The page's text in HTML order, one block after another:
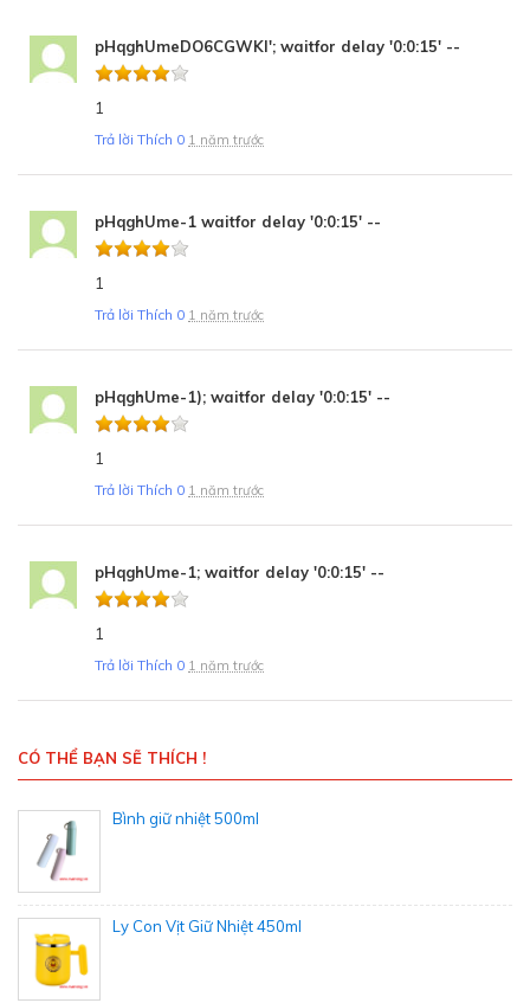
pHqghUmeDO6CGWKl'; waitfor delay '0:0:15' --
1
Trả lời Thích 0 1 năm trước
pHqghUme-1 waitfor delay '0:0:15' --
1
Trả lời Thích 0 1 năm trước
pHqghUme-1); waitfor delay '0:0:15' --
1
Trả lời Thích 0 1 năm trước
pHqghUme-1; waitfor delay '0:0:15' --
1
Trả lời Thích 0 1 năm trước
CÓ THỂ BẠN SẼ THÍCH !
Bình giữ nhiệt 500ml
Ly Con Vịt Giữ Nhiệt 450ml